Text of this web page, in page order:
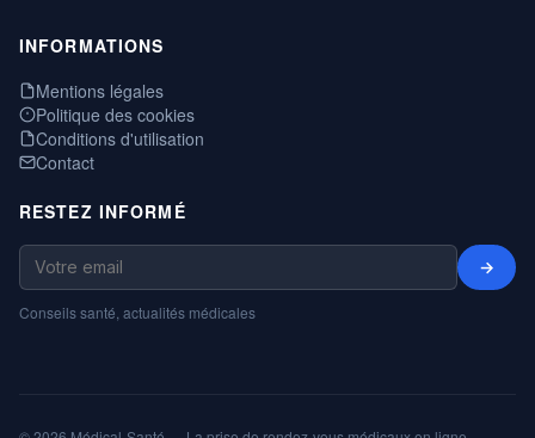
INFORMATIONS
Mentions légales
Politique des cookies
Conditions d'utilisation
Contact
RESTEZ INFORMÉ
→
Conseils santé, actualités médicales